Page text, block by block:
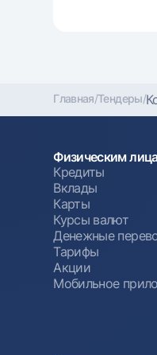
Главная/Тендеры/
Физическим
Кредиты
Вклады
Карты
Курсы валют
Денежные
Тарифы
Акции
Мобильное